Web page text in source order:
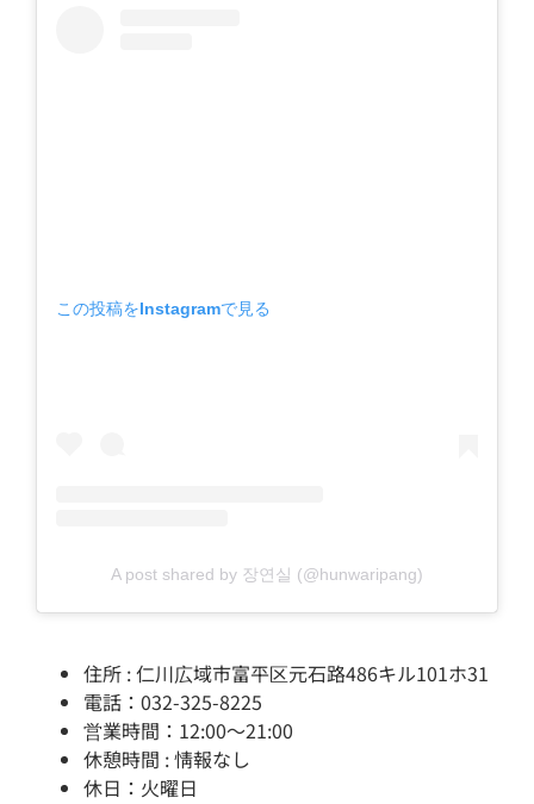
この投稿をInstagramで見る
A post shared by 장연실 (@hunwaripang)
住所 : 仁川広域市富平区元石路486キル101ホ31
電話：032-325-8225
営業時間：12:00～21:00
休憩時間 : 情報なし
休日：火曜日